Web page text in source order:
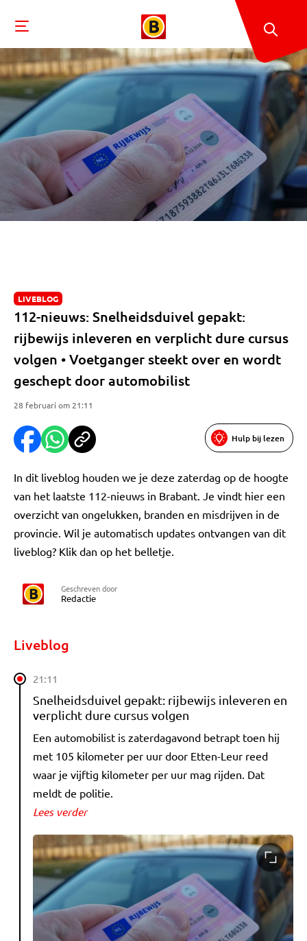
LIVEBLOG
112-nieuws: Snelheidsduivel gepakt:
rijbewijs inleveren en verplicht dure cursus
volgen • Voetganger steekt over en wordt
geschept door automobilist
28 februari om 21:11
Hulp bij lezen
In dit liveblog houden we je deze zaterdag op de hoogte
van het laatste 112-nieuws in Brabant. Je vindt hier een
overzicht van ongelukken, branden en misdrijven in de
provincie. Wil je automatisch updates ontvangen van dit
liveblog? Klik dan op het belletje.
Geschreven door
Redactie
Liveblog
21:11
Snelheidsduivel gepakt: rijbewijs inleveren en
verplicht dure cursus volgen
Een automobilist is zaterdagavond betrapt toen hij
met 105 kilometer per uur door Etten-Leur reed
waar je vijftig kilometer per uur mag rijden. Dat
meldt de politie.
Lees verder